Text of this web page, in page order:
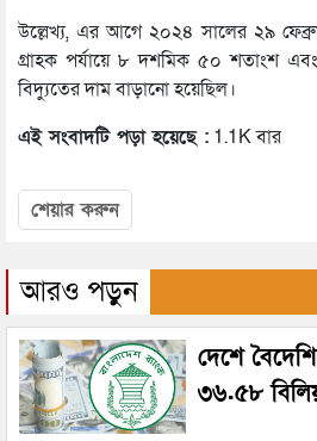
উল্লেখ্য, এর আগে ২০২৪ সালের ২৯
গ্রাহক পর্যায়ে ৮ দশমিক ৫০ শতাংশ
বিদ্যুতের দাম বাড়ানো হয়েছিল।
এই সংবাদটি পড়া হয়েছে : 1.1K বার
শেয়ার করুন
আরও পড়ুন
দেশে
৩৬.৫৮